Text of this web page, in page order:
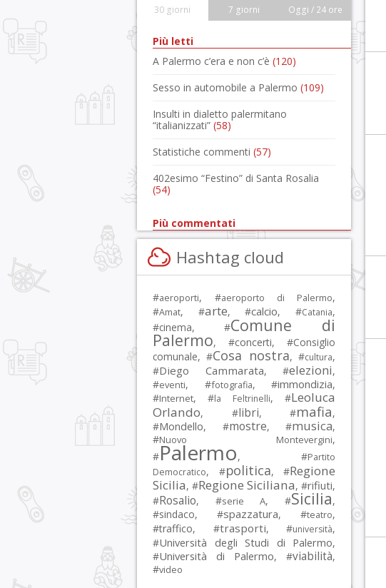
30 giorni 7 giorni Oggi / 24 ore
Più letti
A Palermo c’era e non c’è (120)
Sesso in automobile a Palermo (109)
Insulti in dialetto palermitano
“italianizzati” (58)
Statistiche commenti (57)
402esimo “Festino” di Santa Rosalia
(54)
Più commentati
Hashtag cloud
#aeroporti, #aeroporto di Palermo,
#Amat, #arte, #calcio, #Catania,
#cinema, #Comune di
Palermo, #concerti, #Consiglio
comunale, #Cosa nostra, #cultura,
#Diego Cammarata, #elezioni,
#eventi, #fotografia, #immondizia,
#Internet, #la Feltrinelli, #Leoluca
Orlando, #libri, #mafia,
#Mondello, #mostre, #musica,
#Nuovo Montevergini,
#Palermo, #Partito
Democratico, #politica, #Regione
Sicilia, #Regione Siciliana, #rifiuti,
#Rosalio, #serie A, #Sicilia,
#sindaco, #spazzatura, #teatro,
#traffico, #trasporti, #università,
#Università degli Studi di Palermo,
#Università di Palermo, #viabilità,
#video